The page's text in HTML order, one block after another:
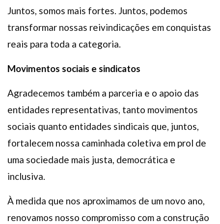
Juntos, somos mais fortes. Juntos, podemos
transformar nossas reivindicações em conquistas
reais para toda a categoria.
Movimentos sociais e sindicatos
Agradecemos também a parceria e o apoio das
entidades representativas, tanto movimentos
sociais quanto entidades sindicais que, juntos,
fortalecem nossa caminhada coletiva em prol de
uma sociedade mais justa, democrática e
inclusiva.
À medida que nos aproximamos de um novo ano,
renovamos nosso compromisso com a construção